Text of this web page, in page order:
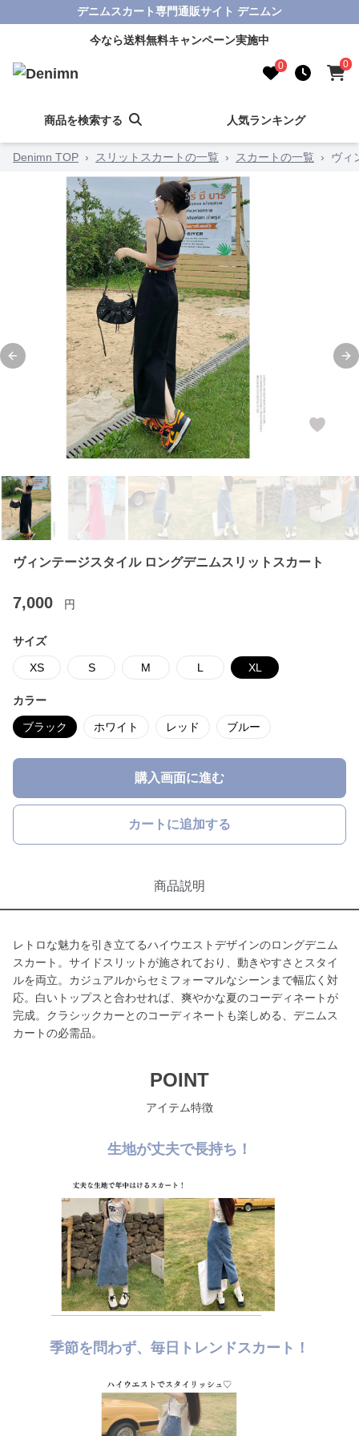
デニムスカート専門通販サイト デニムン
今なら送料無料キャンペーン実施中
0 0
商品を検索する 人気ランキング
Denimn TOP › スリットスカートの一覧 › スカートの一覧 › ヴィ
Previous slide
ヴィンテージスタイル ロングデニムスリットスカート
7,000 円
サイズ
XS S M L XL
カラー
ブラック ホワイト レッド ブルー
購入画面に進む
カートに追加する
商品説明
レトロな魅力を引き立てるハイウエストデザインのロングデニム
スカート。サイドスリットが施されており、動きやすさとスタイ
ルを両立。カジュアルからセミフォーマルなシーンまで幅広く対
応。白いトップスと合わせれば、爽やかな夏のコーディネートが
完成。クラシックカーとのコーディネートも楽しめる、デニムス
カートの必需品。
POINT
アイテム特徴
生地が丈夫で長持ち！
季節を問わず、毎日トレンドスカート！